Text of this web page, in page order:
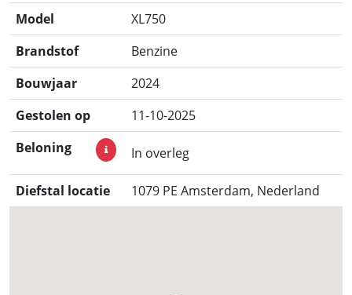
Model
XL750
Brandstof
Benzine
Bouwjaar
2024
Gestolen op
11-10-2025
Beloning
In overleg
Diefstal locatie 1079 PE Amsterdam, Nederland